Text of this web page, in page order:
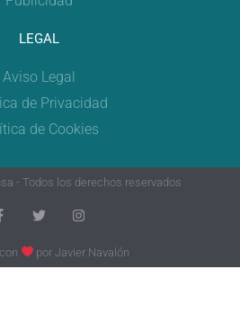
LEGAL
Aviso Legal
de Privacidad
de Cookies
- Todos los derechos reservados
porJavier Navalón